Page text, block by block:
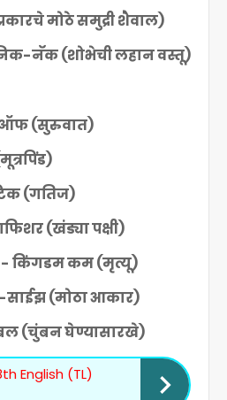
मोठे समुद्री शैवाल)
नॅक (शोभेची लहान वस्तू)
(सुरुवात)
(गतिज)
(खंड्या पक्षी)
- किंगडम कम (मृत्यू)
(मोठा आकार)
(चुंबन घेण्यासारखे)
English (TL)